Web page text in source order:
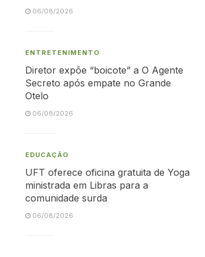
06/08/2026
ENTRETENIMENTO
Diretor expõe “boicote” a O Agente
Secreto após empate no Grande
Otelo
06/08/2026
EDUCAÇÃO
UFT oferece oficina gratuita de Yoga
ministrada em Libras para a
comunidade surda
06/08/2026